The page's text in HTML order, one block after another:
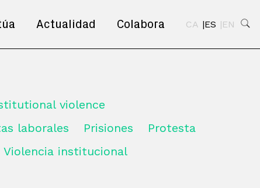
Actualidad Colabora CA ES EN
violence
laborales Prisiones
Protesta
Violencia institucional